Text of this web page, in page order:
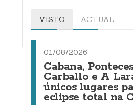
VISTO ACTUAL
01/08/2026
Cabana,
Carballo e A
únicos lugares
eclipse total na